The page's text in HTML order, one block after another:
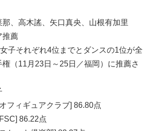
、高木謠、矢口真央、山根有加里
推薦
子それぞれ4位までとダンスの1位が全
権（11月23日～25日／福岡）に推薦さ
フィギュアクラブ] 86.80点
86.22点